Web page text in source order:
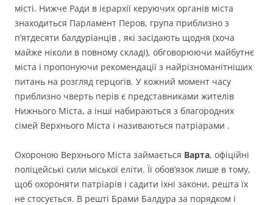
місті. Нижче Ради в ієрархії керуючих органів міста
знаходиться Парламент Перов, група приблизно з
п’ятдесяти балдуріанців , які засідають щодня (хоча
майже ніколи в повному складі), обговорюючи майбутнє
міста і пропонуючи рекомендації з найрізноманітніших
питань на розгляд герцогів. У кожний момент часу
приблизно чверть перів є представниками жителів
Нижнього Міста, а інші набираються з благородних
сімей Верхнього Міста і називаються патріарами .
Охороною Верхнього Міста займається Варта, офіційні
поліцейські сили міської еліти. Її обов’язок лише в тому,
щоб охороняти патріарів і садити їхні закони, решта їх
не стосується. В решті Брами Балдура за порядком і